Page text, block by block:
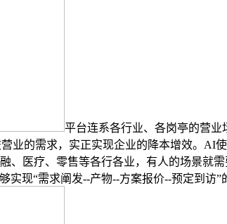
平台连系各行业、各岗亭的营
的需求，实正实现企业的降本增效。AI
、医疗、零售等各行各业，有人的场景就
现“需求阐发--产物--方案报价--预定到访”